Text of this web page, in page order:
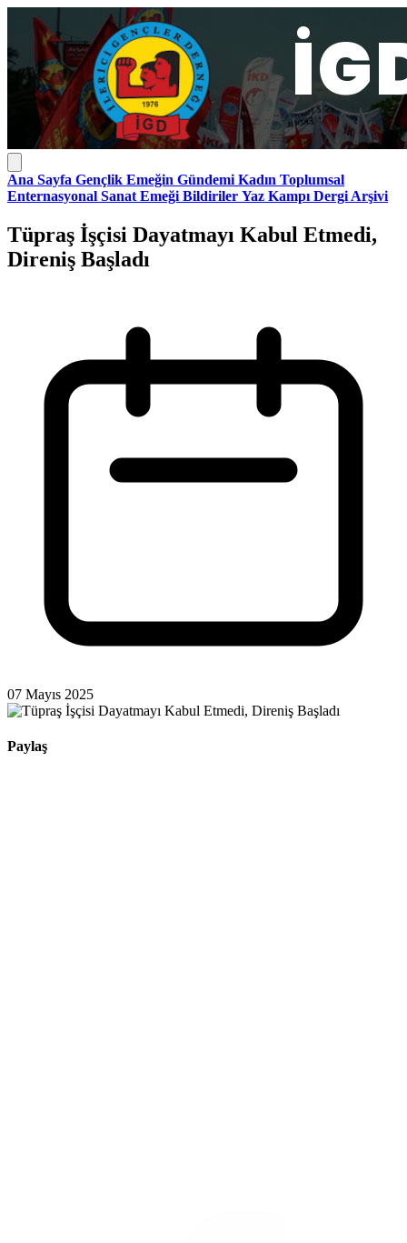
Ana Sayfa Gençlik Emeğin Gündemi Kadın Toplumsal
Enternasyonal Sanat Emeği Bildiriler Yaz Kampı Dergi Arşivi
Tüpraş İşçisi Dayatmayı Kabul Etmedi,
Direniş Başladı
07 Mayıs 2025
Paylaş